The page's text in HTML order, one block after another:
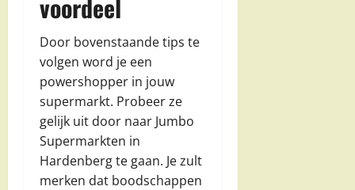
voordeel
Door bovenstaande tips te
volgen word je een
powershopper in jouw
supermarkt. Probeer ze
gelijk uit door naar Jumbo
Supermarkten in
Hardenberg te gaan. Je zult
merken dat boodschappen